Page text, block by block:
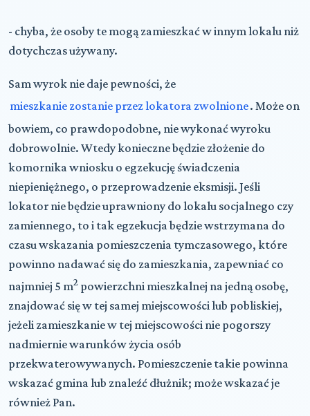
- chyba, że osoby te mogą zamieszkać w innym lokalu niż
dotychczas używany.
Sam wyrok nie daje pewności, że
mieszkanie zostanie przez lokatora zwolnione. Może on
bowiem, co prawdopodobne, nie wykonać wyroku
dobrowolnie. Wtedy konieczne będzie złożenie do
komornika wniosku o egzekucję świadczenia
niepieniężnego, o przeprowadzenie eksmisji. Jeśli
lokator nie będzie uprawniony do lokalu socjalnego czy
zamiennego, to i tak egzekucja będzie wstrzymana do
czasu wskazania pomieszczenia tymczasowego, które
powinno nadawać się do zamieszkania, zapewniać co
najmniej 5 m2 powierzchni mieszkalnej na jedną osobę,
znajdować się w tej samej miejscowości lub pobliskiej,
jeżeli zamieszkanie w tej miejscowości nie pogorszy
nadmiernie warunków życia osób
przekwaterowywanych. Pomieszczenie takie powinna
wskazać gmina lub znaleźć dłużnik; może wskazać je
również Pan.